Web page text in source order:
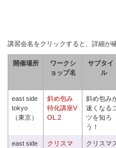
講習会名をクリックすると、詳細が
開催場所
ワークシ
ョップ名
サブタイ
ル
east side
tokyo
（東京）
斜め包み
特化講座V
OL.2
斜め包み
速くなる
ツを知ろ
う！
east side
クリスマ
クリスマ